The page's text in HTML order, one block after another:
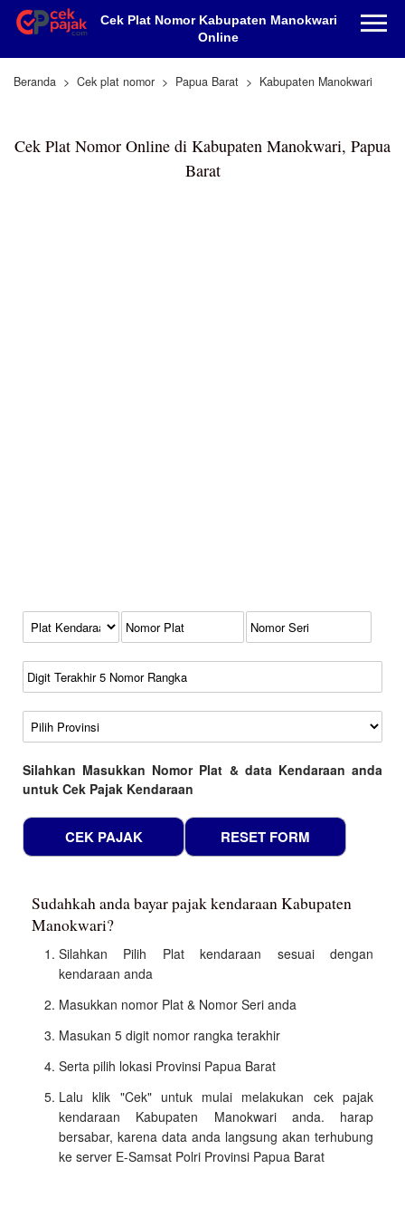
Cek Plat Nomor Kabupaten Manokwari
Online
Beranda Cek plat nomor Papua Barat Kabupaten Manokwari
Cek Plat Nomor Online di Kabupaten Manokwari, Papua
Barat
Kode Plat Kendaraan
No Plat
No Seri
No Rangka
Wilayah
Silahkan Masukkan Nomor Plat & data Kendaraan anda
untuk Cek Pajak Kendaraan
Sudahkah anda bayar pajak kendaraan Kabupaten
Manokwari?
Silahkan Pilih Plat kendaraan sesuai dengan
kendaraan anda
Masukkan nomor Plat & Nomor Seri anda
Masukan 5 digit nomor rangka terakhir
Serta pilih lokasi Provinsi Papua Barat
Lalu klik "Cek" untuk mulai melakukan cek pajak
kendaraan Kabupaten Manokwari anda. harap
bersabar, karena data anda langsung akan terhubung
ke server E-Samsat Polri Provinsi Papua Barat